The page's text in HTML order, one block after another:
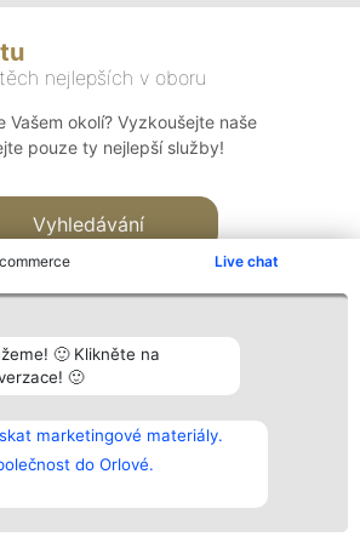
Live chat
🙂 Klikněte na
🙂
marketingové materiály.
do Orlové.
nejlepších v oboru
Vašem okolí? Vyzkoušejte naše
pouze ty nejlepší služby!
Vyhledávání
Vítězové
Seznam všech
laureátů
Zásady
Zásady
Kontakt